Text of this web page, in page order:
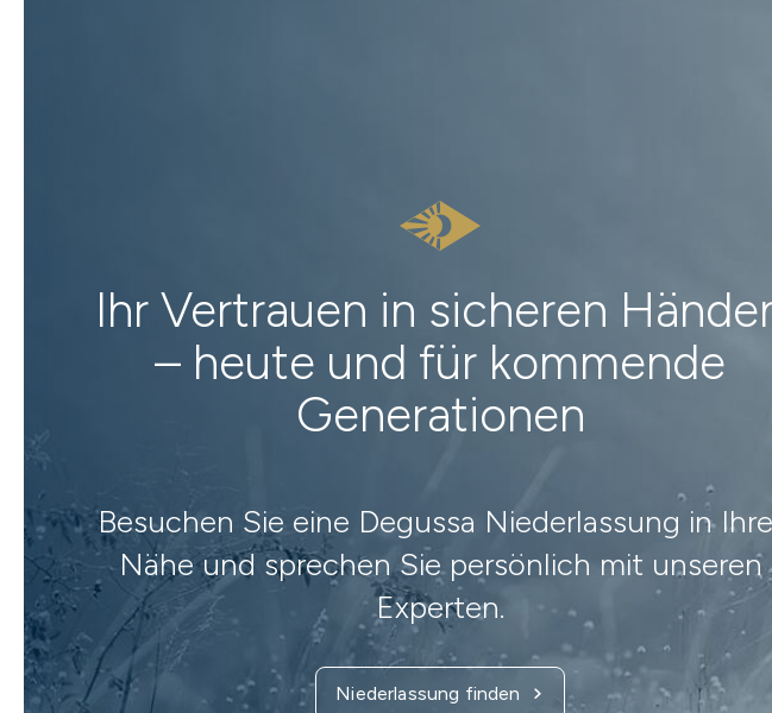
Ihr Vertrauen in sicheren
– heute und für kommende
Generationen
Besuchen Sie eine Degussa Niederlassung in
Nähe und sprechen Sie persönlich mit unseren
Experten.
Niederlassung finden